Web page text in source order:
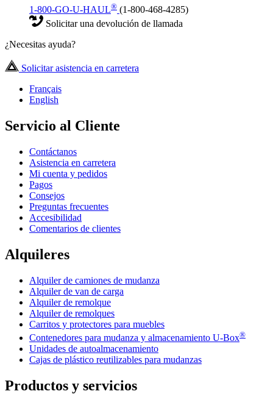
1-800-GO-U-HAUL® (1-800-468-4285)
Solicitar una devolución de llamada
¿Necesitas ayuda?
Solicitar asistencia en carretera
Français
English
Servicio al Cliente
Contáctanos
Asistencia en carretera
Mi cuenta y pedidos
Pagos
Consejos
Preguntas frecuentes
Accesibilidad
Comentarios de clientes
Alquileres
Alquiler de camiones de mudanza
Alquiler de van de carga
Alquiler de remolque
Alquiler de remolques
Carritos y protectores para muebles
Contenedores para mudanza y almacenamiento U-Box®
Unidades de autoalmacenamiento
Cajas de plástico reutilizables para mudanzas
Productos y servicios